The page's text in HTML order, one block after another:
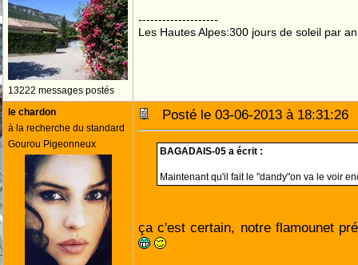
13222 messages postés
--------------------
Les Hautes Alpes:300 jours de soleil par an
le chardon
à la recherche du standard
Gourou Pigeonneux
Posté le 03-06-2013 à
BAGADAIS-05 a écrit :
Maintenant qu'il fait le "dandy"on va le voir
ça c'est certain, notre flamounet